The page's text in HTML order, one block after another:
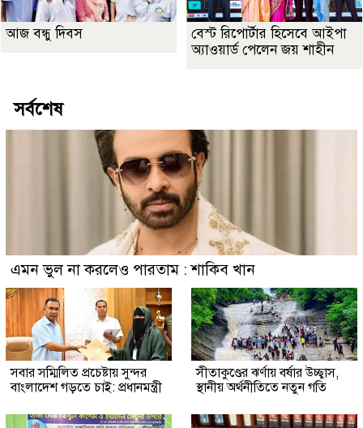
আজ বন্ধু দিবস
বেস্ট রিপোর্টার হিসেবে আইপা
অ্যাওয়ার্ড পেলেন জয় শাহীন
সর্বশেষ
এমন ভুল না করলেও পারতাম : শাকিব খান
সবার সম্মিলিত প্রচেষ্টায় সুন্দর
বাংলাদেশ গড়তে চাই: প্রধানমন্ত্রী
সীতাকুণ্ডের ঝর্ণায় বর্ষার উচ্ছ্বাস,
স্থানীয় অর্থনীতিতে নতুন গতি